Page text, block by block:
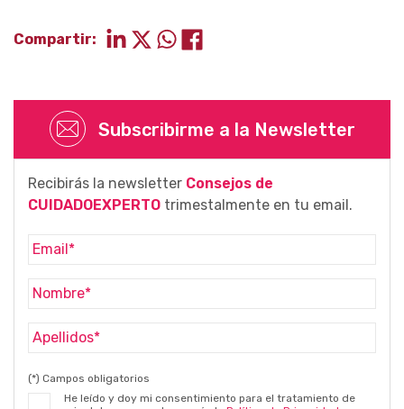
Compartir:
Subscribirme a la Newsletter
Recibirás la newsletter Consejos de
CUIDADOEXPERTO trimestalmente en tu email.
(*) Campos obligatorios
He leído y doy mi consentimiento para el tratamiento de